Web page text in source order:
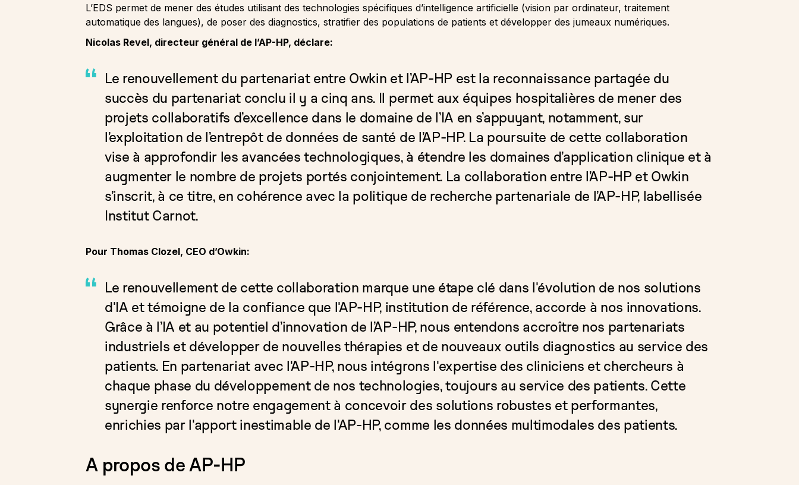
L’EDS permet de mener des études utilisant des technologies spécifiques d’intelligence artificielle (vision par ordinateur, traitement
automatique des langues), de poser des diagnostics, stratifier des populations de patients et développer des jumeaux numériques.
Nicolas Revel, directeur général de l’AP-HP, déclare:
Le renouvellement du partenariat entre Owkin et l’AP-HP est la reconnaissance partagée du
succès du partenariat conclu il y a cinq ans. Il permet aux équipes hospitalières de mener des
projets collaboratifs d’excellence dans le domaine de l’IA en s’appuyant, notamment, sur
l’exploitation de l’entrepôt de données de santé de l’AP-HP. La poursuite de cette collaboration
vise à approfondir les avancées technologiques, à étendre les domaines d’application clinique et à
augmenter le nombre de projets portés conjointement. La collaboration entre l’AP-HP et Owkin
s’inscrit, à ce titre, en cohérence avec la politique de recherche partenariale de l’AP-HP, labellisée
Institut Carnot.
Pour Thomas Clozel, CEO d’Owkin:
Le renouvellement de cette collaboration marque une étape clé dans l'évolution de nos solutions
d'IA et témoigne de la confiance que l'AP-HP, institution de référence, accorde à nos innovations.
Grâce à l’IA et au potentiel d’innovation de l’AP-HP, nous entendons accroître nos partenariats
industriels et développer de nouvelles thérapies et de nouveaux outils diagnostics au service des
patients. En partenariat avec l'AP-HP, nous intégrons l'expertise des cliniciens et chercheurs à
chaque phase du développement de nos technologies, toujours au service des patients. Cette
synergie renforce notre engagement à concevoir des solutions robustes et performantes,
enrichies par l'apport inestimable de l'AP-HP, comme les données multimodales des patients.
A propos de AP-HP